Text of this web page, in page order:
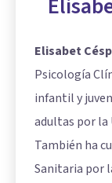
Elisabet
Psicología
infantil y
adultas por la
También ha
Sanitaria por